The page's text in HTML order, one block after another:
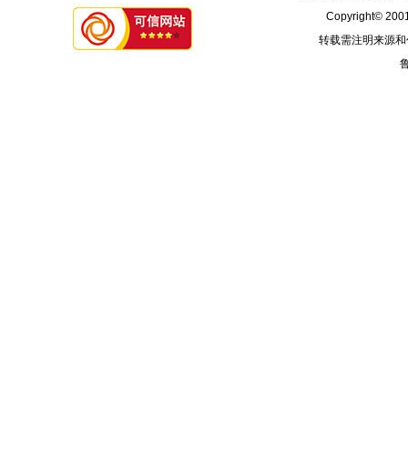
Copyright©
转载需注明来源